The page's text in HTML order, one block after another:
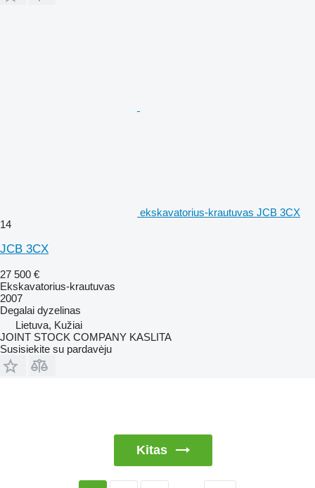
ekskavatorius-krautuvas JCB 3CX
14
JCB 3CX
27 500 €
Ekskavatorius-krautuvas
2007
Degalai dyzelinas
Lietuva, Kužiai
JOINT STOCK COMPANY KASLITA
Susisiekite su pardavėju
Kitas